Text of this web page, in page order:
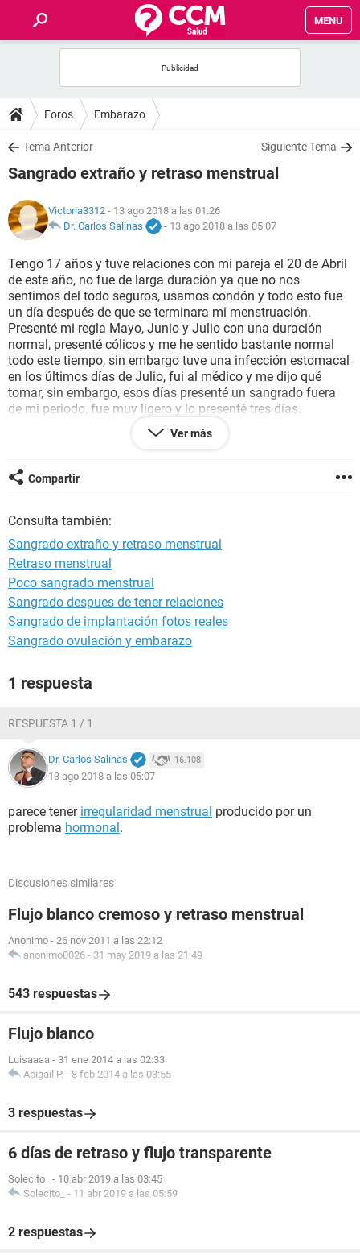
MENU
FOROS
SALUD
FAMILIA
NUTRICIÓN
BIENESTAR
SEXUALIDAD
GLOSARIO
Foros Embarazo
Tema Anterior Siguiente Tema
Sangrado extraño y retraso menstrual
Victoria3312 - 13 ago 2018 a las 01:26
Dr. Carlos Salinas
- 13 ago 2018 a las 05:07
Tengo 17 años y tuve relaciones con mi pareja el 20 de Abril
de este año, no fue de larga duración ya que no nos
sentimos del todo seguros, usamos condón y todo esto fue
un día después de que se terminara mi menstruación.
Presenté mi regla Mayo, Junio y Julio con una duración
normal, presenté cólicos y me he sentido bastante normal
todo este tiempo, sin embargo tuve una infección estomacal
en los últimos días de Julio, fui al médico y me dijo qué
tomar, sin embargo, esos días presenté un sangrado fuera
de mi periodo, fue muy ligero y lo presenté tres días.
Últimamente he estado muy delicada del estómago y tengo
muchos ruidos estomacales, cabe decir que tengo un peso
Mi regla tenía que llegar el 9 de Agosto y sigo sin
presentarla.
preocupada por esta situación.
Espero puedan ayudarme.
Ver más
Compartir
Consulta también:
Sangrado extraño y retraso menstrual
Retraso menstrual
Poco sangrado menstrual
Sangrado despues de tener relaciones
Sangrado de implantación fotos reales
Sangrado ovulación y embarazo
1 respuesta
RESPUESTA 1 / 1
Dr. Carlos Salinas 16.108
13 ago 2018 a las 05:07
parece tener irregularidad menstrual producido por un
problema hormonal.
Discusiones similares
Flujo blanco cremoso y retraso menstrual
Anonimo - 26 nov 2011 a las 22:12
anonimo0026 - 31 may 2019 a las 21:49
543 respuestas
Flujo blanco
Luisaaaa - 31 ene 2014 a las 02:33
Abigail P. - 8 feb 2014 a las 03:55
3 respuestas
6 días de retraso y flujo transparente
Solecito_ - 10 abr 2019 a las 03:45
Solecito_ - 11 abr 2019 a las 05:59
2 respuestas